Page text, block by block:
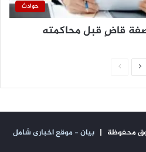
حوادث
ح
ح
بيان - موقع اخبارى شامل